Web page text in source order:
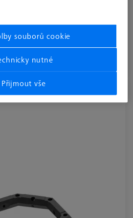
rámu - Ø150
souborů cookie
nutné
Přijmout vše